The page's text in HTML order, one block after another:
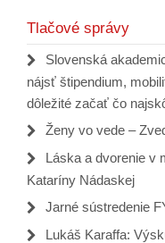
Tlačové správy
Slovenská
nájsť štipendium,
dôležité začať čo
Ženy vo vede –
Láska a dvorenie v
Kataríny Nádaskej
Jarné sústredenie
Lukáš Karaffa: